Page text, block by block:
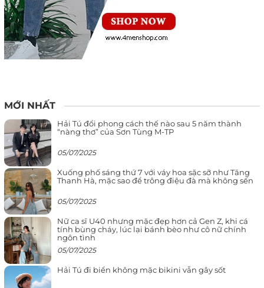
MỚI NHẤT
Hải Tú đổi phong cách thế nào sau 5 năm thành
“nàng thơ” của Sơn Tùng M-TP
05/07/2025
Xuống phố sáng thứ 7 với váy hoa sặc sỡ như Tăng
Thanh Hà, mặc sao để trông điệu đà mà không sến
05/07/2025
Nữ ca sĩ U40 nhưng mặc đẹp hơn cả Gen Z, khi cá
tính bùng cháy, lúc lại bánh bèo như cô nữ chính
ngôn tình
05/07/2025
Hải Tú đi biển không mặc bikini vẫn gây sốt